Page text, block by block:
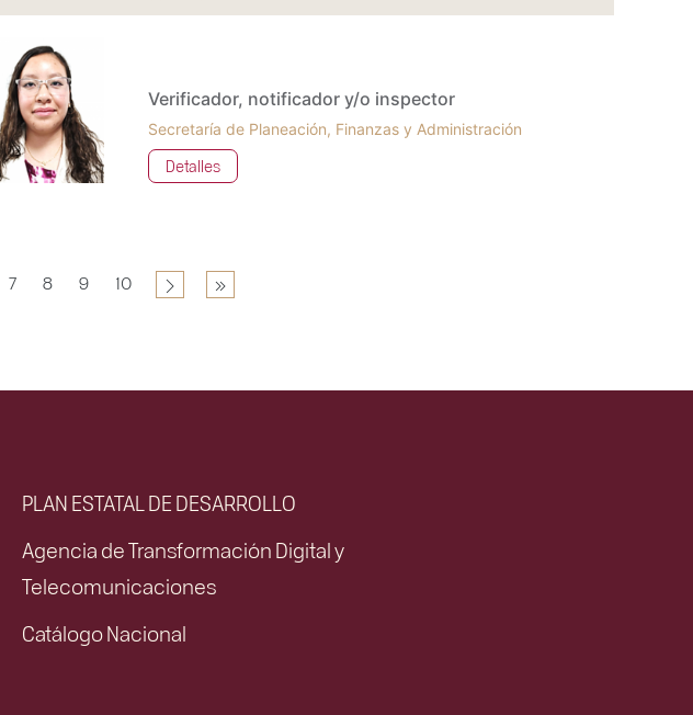
Verificador, notificador y/o inspector
Secretaría de Planeación, Finanzas y Administración
Detalles
7 8 9 10
PLAN ESTATAL DE DESARROLLO
Agencia de Transformación Digital y
Telecomunicaciones
Catálogo Nacional